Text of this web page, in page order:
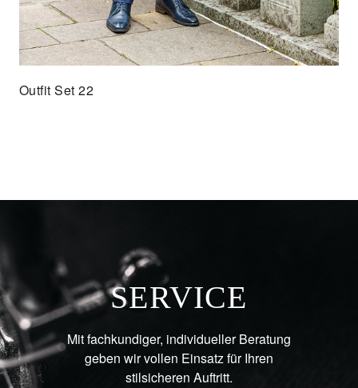
Outfit Set 22
SERVICE
Mit fachkundiger, individueller Beratung
geben wir vollen Einsatz für Ihren
stilsicheren Auftritt.